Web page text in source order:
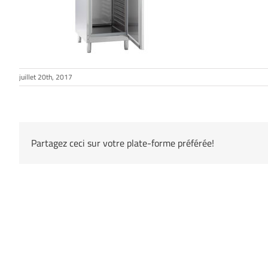
juillet 20th, 2017
Partagez ceci sur votre plate-forme préférée!